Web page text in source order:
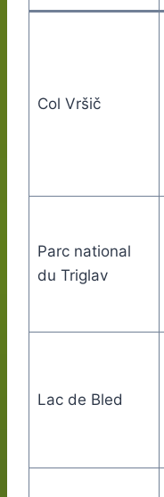
Col Vršič
Parc national
du Triglav
Lac de Bled